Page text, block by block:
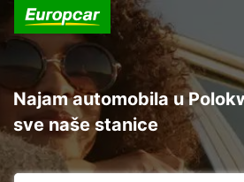
Najam automobila u
sve naše stanice